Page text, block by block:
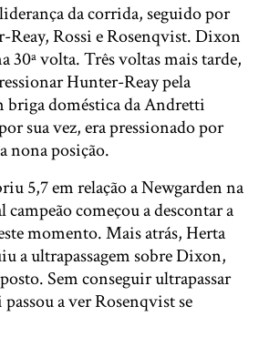
da corrida, seguido por
Reay, Rossi e Rosenqvist. Dixon
30ª volta. Três voltas mais tarde,
Hunter-Reay pela
briga doméstica da Andretti
sua vez, era pressionado por
nona posição.
5,7 em relação a Newgarden na
campeão começou a descontar a
momento. Mais atrás, Herta
a ultrapassagem sobre Dixon,
Sem conseguir ultrapassar
a ver Rosenqvist se